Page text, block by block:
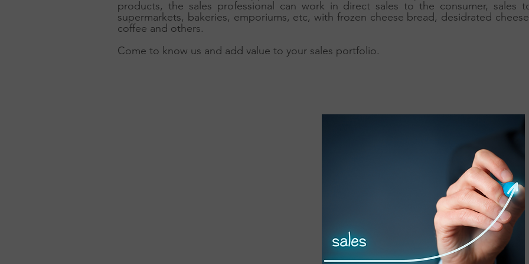
products, the sales professional can work in direct sales to the consumer, sales
supermarkets, bakeries, emporiums, etc, with frozen cheese bread, desidrated
coffee and others.
Come to know us and add value to your sales portfolio.